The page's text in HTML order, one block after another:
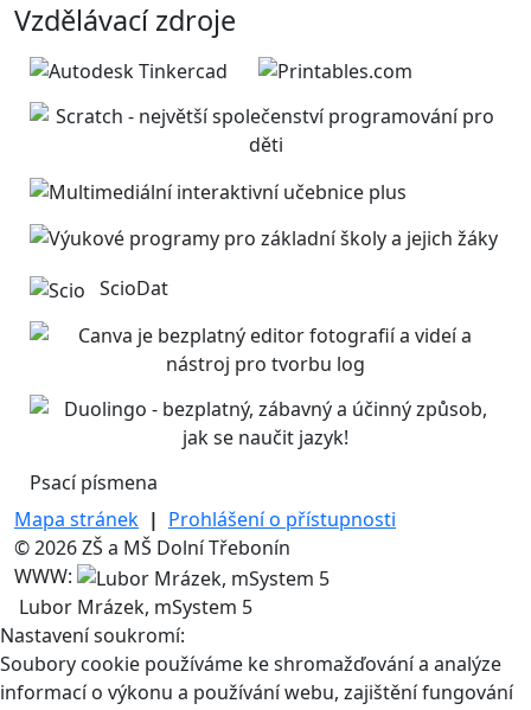
Vzdělávací zdroje
ScioDat
Psací písmena
Mapa stránek | Prohlášení o přístupnosti
© 2026 ZŠ a MŠ Dolní Třebonín
WWW:
Lubor Mrázek, mSystem 5
Nastavení soukromí:
Soubory cookie používáme ke shromažďování a analýze
informací o výkonu a používání webu, zajištění fungování